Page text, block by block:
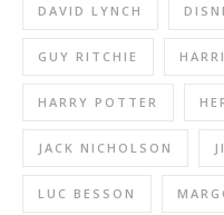
DAVID LYNCH
GUY RITCHIE
HARRY POTTER
JACK NICHOLSON
LUC BESSON